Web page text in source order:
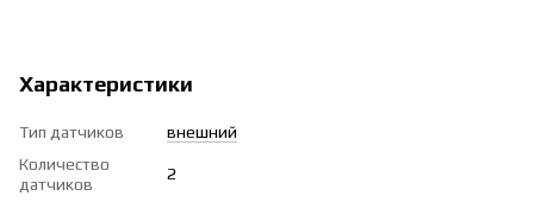
Характеристики
Тип датчиков
внешний
Количество
датчиков
2